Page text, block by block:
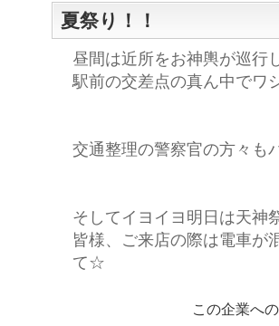
夏祭り！！
昼間は近所をお神輿が巡行
駅前の交差点の真ん中で
交通整理の警察官の方々も
そしてイヨイヨ明日は天神
皆様、ご来店の際は電車が
て☆
この企業へ